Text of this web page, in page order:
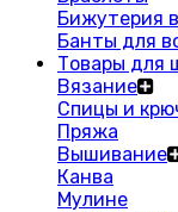
Бижутерия
Банты для
Товары для
Вязание
Спицы и
Пряжа
Вышивание
Канва
Мулине